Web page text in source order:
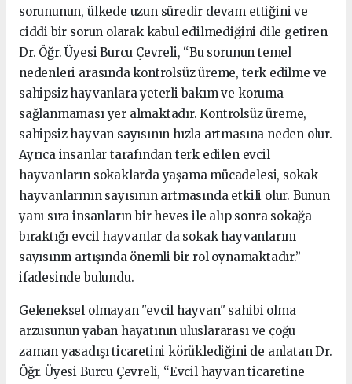
sorununun, ülkede uzun süredir devam ettiğini ve
ciddi bir sorun olarak kabul edilmediğini dile getiren
Dr. Öğr. Üyesi Burcu Çevreli, “Bu sorunun temel
nedenleri arasında kontrolsüz üreme, terk edilme ve
sahipsiz hayvanlara yeterli bakım ve koruma
sağlanmaması yer almaktadır. Kontrolsüz üreme,
sahipsiz hayvan sayısının hızla artmasına neden olur.
Ayrıca insanlar tarafından terk edilen evcil
hayvanların sokaklarda yaşama mücadelesi, sokak
hayvanlarının sayısının artmasında etkili olur. Bunun
yanı sıra insanların bir heves ile alıp sonra sokağa
bıraktığı evcil hayvanlar da sokak hayvanlarını
sayısının artışında önemli bir rol oynamaktadır.”
ifadesinde bulundu.
Geleneksel olmayan "evcil hayvan" sahibi olma
arzusunun yaban hayatının uluslararası ve çoğu
zaman yasadışı ticaretini körüklediğini de anlatan Dr.
Öğr. Üyesi Burcu Çevreli, “Evcil hayvan ticaretine